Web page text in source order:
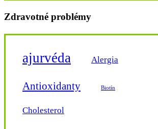
Helpful
Hübner
Hübner Original Silicea
Jamira
KC Rulc
Kingsleaf
Kotsam
Laetitia
Zdravotné problémy
ajurvéda Alergia
Antioxidanty Biotín
Cholesterol